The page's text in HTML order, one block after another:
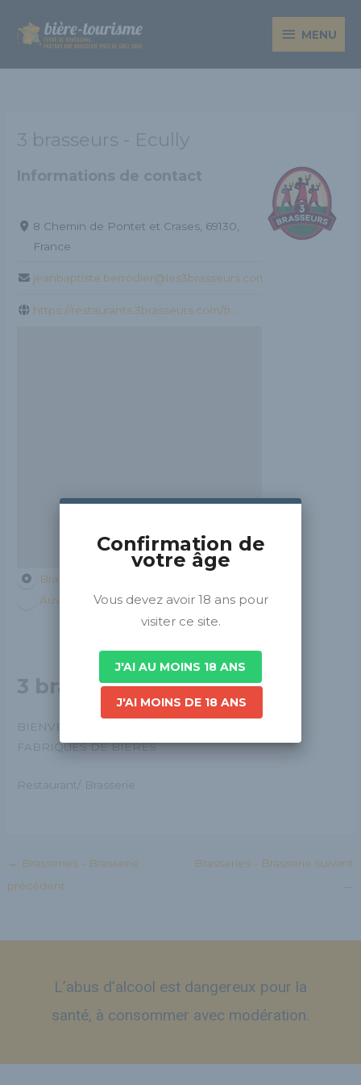
contenu
MENU
MENU
3 brasseurs - Ecully
Informations de contact
8 Chemin de Pontet et Crases, 69130,
France
jeanbaptiste.berrodier@les3brasseurs.com
https://restaurants.3brasseurs.com/fr...
Brasseurs de France
Auvergne-Rhône-Alpes
3 brasseurs - Ecully
BIENVENUE DANS NOS RESTAURANTS
FABRIQUES DE BIÈRES
Restaurant/ Brasserie
← Brasseries - Brasserie
précédent
Brasseries - Brasserie suivant
→
L’abus d’alcool est dangereux pour la
santé, à consommer avec modération.
Confirmation de
votre âge
Vous devez avoir 18 ans pour
visiter ce site.
J'AI AU MOINS 18 ANS
J'AI MOINS DE 18 ANS